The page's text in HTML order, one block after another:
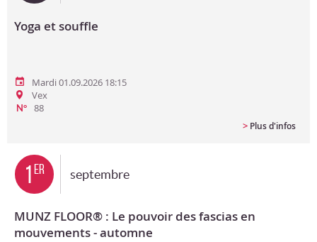
Yoga et souffle
Mardi 01.09.2026 18:15
Vex
N°
88
> Plus d'infos
1er septembre
MUNZ FLOOR® : Le pouvoir des fascias en
mouvements - automne